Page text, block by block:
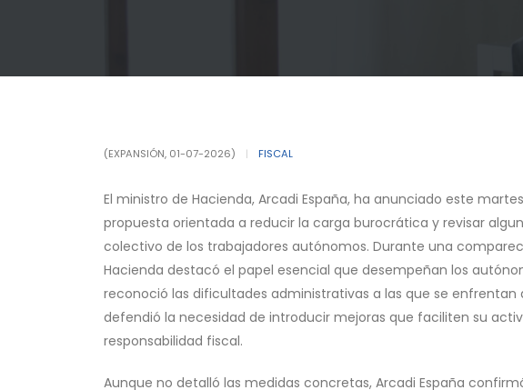
(EXPANSIÓN, 01-07-2026) | FISCAL
El ministro de Hacienda, Arcadi España, ha anunciado este
propuesta orientada a reducir la carga burocrática y revisar
colectivo de los trabajadores autónomos. Durante una
Hacienda destacó el papel esencial que desempeñan los
reconoció las dificultades administrativas a las que se
defendió la necesidad de introducir mejoras que faciliten su
responsabilidad fiscal.
Aunque no detalló las medidas concretas, Arcadi España